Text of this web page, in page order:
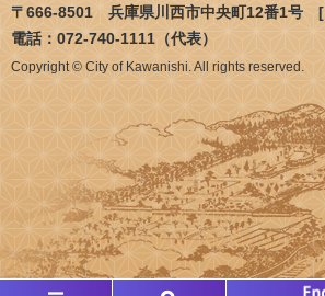
〒666-8501 兵庫県川西市中央町12番1号 [
電話：072-740-1111（代表）
Copyright © City of Kawanishi. All rights reserved.